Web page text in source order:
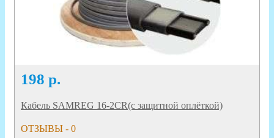
198 р.
Кабель SAMREG 16-2CR(с защитной оплёткой)
ОТЗЫВЫ - 0